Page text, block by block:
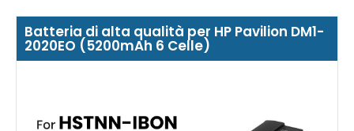
Batteria di alta qualità per HP Pavilion DM1-
2020EO (5200mAh 6 Celle)